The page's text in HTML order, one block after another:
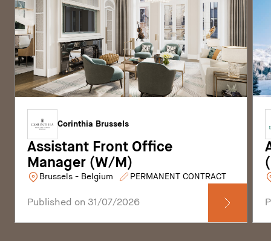
Corinthia Brussels
Assistant Front Office
Manager (W/M)
Brussels - Belgium PERMANENT CONTRACT
Published on 31/07/2026